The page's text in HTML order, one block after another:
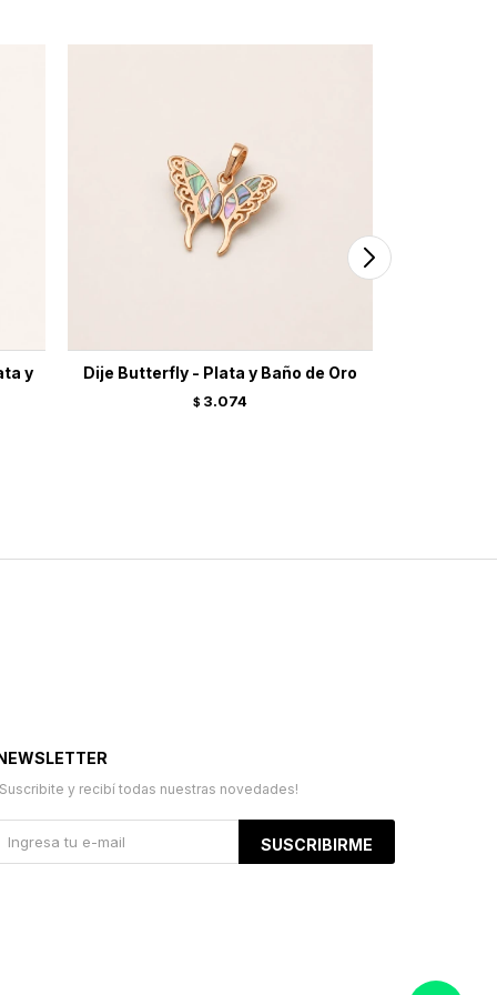
y Dije Butterfly - Plata y Baño de Oro
$ 3.074
y recibí todas nuestras novedades!
SUSCRIBIRME